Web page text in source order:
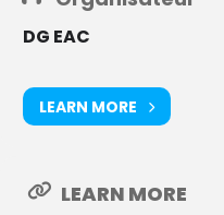
DG EAC
LEARN MORE
LEARN MORE